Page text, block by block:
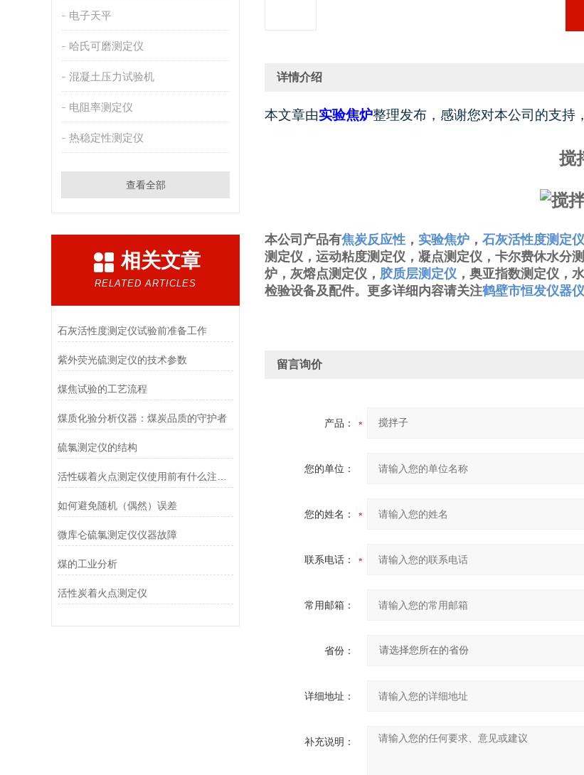
电子天平
哈氏可磨测定仪
混凝土压力试验机
电阻率测定仪
热稳定性测定仪
查看全部
相关文章
RELATED ARTICLES
石灰活性度测定仪试验前准备工作
紫外荧光硫测定仪的技术参数
煤焦试验的工艺流程
煤质化验分析仪器：煤炭品质的守护者
硫氯测定仪的结构
如何避免随机（偶然）误差
微库仑硫氯测定仪仪器故障
煤的工业分析
活性炭着火点测定仪
详情介绍
本文章由实验焦炉整理发布，感谢您对本公司的支持
搅
本公司产品有焦炭反应性 ， 实验焦炉 ， 石灰活性度测定仪
测定仪，运动粘度测定仪，凝点测定仪，卡尔费休水分
炉，灰熔点测定仪， 胶质层测定仪 ，奥亚指数测定仪，
检验设备及配件。更多详细内容请关注鹤壁市恒发仪器
留言询价
产品：
您的单位：
您的姓名：
联系电话：
常用邮箱：
省份：
详细地址：
补充说明：